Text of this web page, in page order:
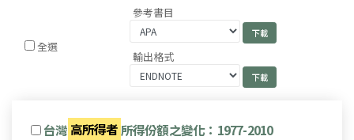
全選
參考書目
輸出格式
台灣 高所得者所得份額之變化：1977-2010